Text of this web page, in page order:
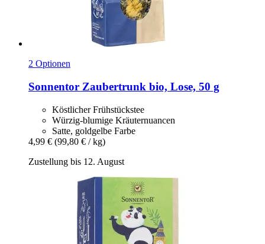
2 Optionen
Sonnentor Zaubertrunk bio, Lose, 50 g
Köstlicher Frühstückstee
Würzig-blumige Kräuternuancen
Satte, goldgelbe Farbe
4,99 € (99,80 € / kg)
Zustellung bis 12. August